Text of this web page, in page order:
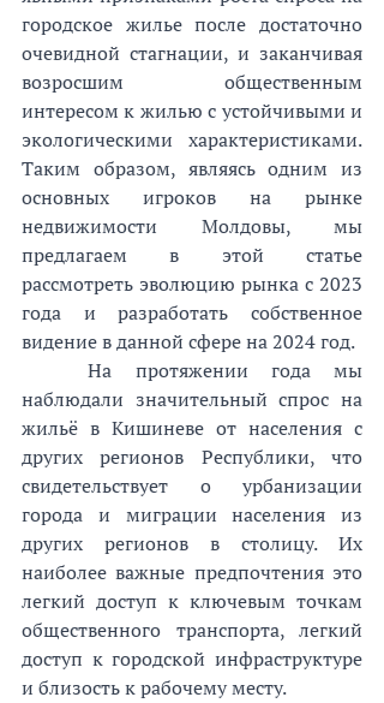
городское жилье после достаточно
очевидной стагнации, и заканчивая
возросшим общественным
интересом к жилью с устойчивыми и
экологическими характеристиками.
Таким образом, являясь одним из
основных игроков на рынке
недвижимости Молдовы, мы
предлагаем в этой статье
рассмотреть эволюцию рынка с 2023
года и разработать собственное
видение в данной сфере на 2024 год.
На протяжении года мы
наблюдали значительный спрос на
жильё в Кишиневе от населения с
других регионов Республики, что
свидетельствует о урбанизации
города и миграции населения из
других регионов в столицу. Их
наиболее важные предпочтения это
легкий доступ к ключевым точкам
общественного транспорта, легкий
доступ к городской инфраструктуре
и близость к рабочему месту.